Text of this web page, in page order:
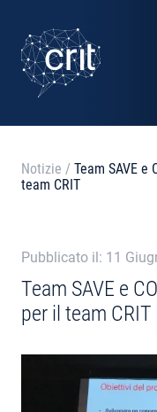
SERVIZI
CASI STUDIO
NOTIZIE
CHI SIAMO
Notizie / Team SAVE e
team CRIT
Pubblicato il: 11
Team SAVE e
per il team CRIT